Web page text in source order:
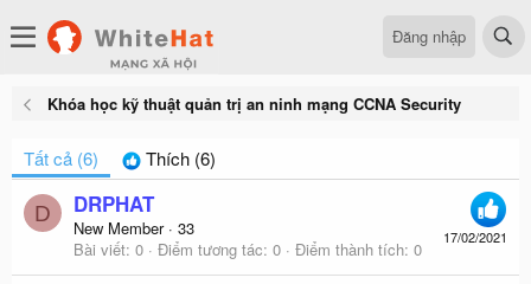
Đăng nhập
Khóa học kỹ thuật quản trị an ninh mạng CCNA Security
Tất cả (6) Thích (6)
D
17/02/2021
DRPHAT
New Member · 33
Bài viết 0 Điểm tương tác 0 Điểm thành tích 0